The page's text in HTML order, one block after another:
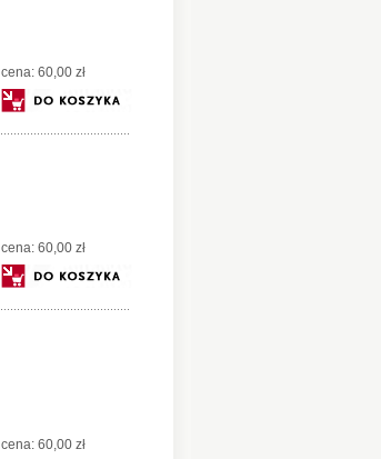
cena: 60,00 zł
cena: 60,00 zł
cena: 60,00 zł